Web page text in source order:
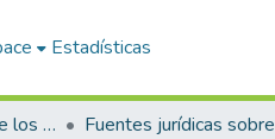
Estadísticas
Fuentes jurídicas sobre los derechos de las personas con discapacidad